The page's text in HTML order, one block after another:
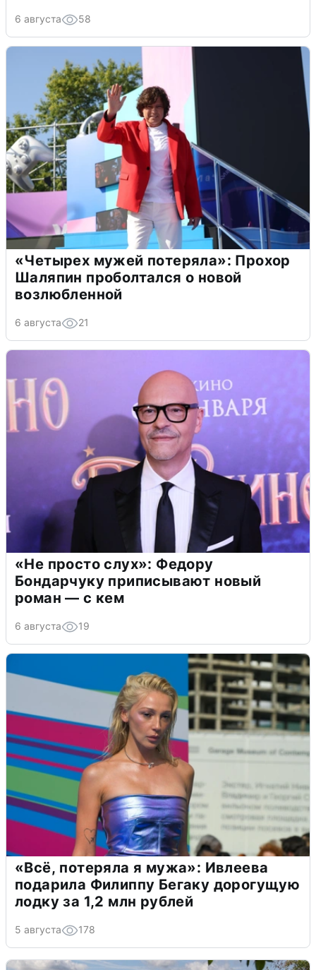
6 августа 58
«Четырех мужей потеряла»: Прохор
Шаляпин проболтался о новой
возлюбленной
6 августа 21
«Не просто слух»: Федору
Бондарчуку приписывают новый
роман — с кем
6 августа 19
«Всё, потеряла я мужа»: Ивлеева
подарила Филиппу Бегаку дорогущую
лодку за 1,2 млн рублей
5 августа 178